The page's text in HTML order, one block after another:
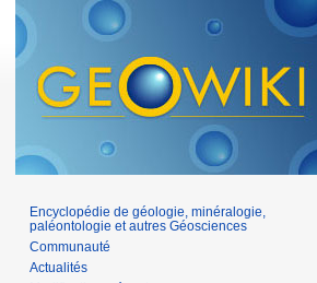
Encyclopédie de géologie, minéralogie,
paléontologie et autres Géosciences
Communauté
Actualités